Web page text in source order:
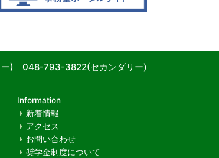
) 048-793-3822(セカンダリー)
Information
新着情報
アクセス
お問い合わせ
奨学金制度について